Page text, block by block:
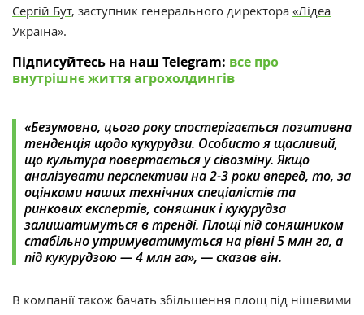
Сергій Бут, заступник генерального директора «Лідеа
Україна».
Підписуйтесь на наш Telegram: все про
внутрішнє життя агрохолдингів
«Безумовно, цього року спостерігається позитивна
тенденція щодо кукурудзи. Особисто я щасливий,
що культура повертається у сівозміну.Якщо
аналізувати перспективи на 2-3 роки вперед, то, за
оцінками наших технічних спеціалістів та
ринкових експертів, соняшник і кукурудза
залишатимуться в тренді. Площі під соняшником
стабільно утримуватимуться на рівні 5 млн га, а
під кукурудзою — 4 млн га», — сказав він.
В компанії також бачать збільшення площ під нішевими